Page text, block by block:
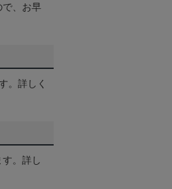
で、お早
。詳しく
。詳し